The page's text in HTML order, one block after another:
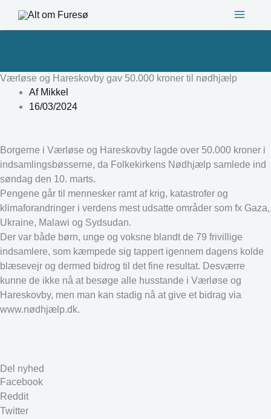
Værløse og Hareskovby gav 50.000 kroner til nødhjælp
AfMikkel
16/03/2024
Borgerne i Værløse og Hareskovby lagde over 50.000 kroner i
indsamlingsbøsserne, da Folkekirkens Nødhjælp samlede ind
søndag den 10. marts.
Pengene går til mennesker ramt af krig, katastrofer og
klimaforandringer i verdens mest udsatte områder som fx Gaza,
Ukraine, Malawi og Sydsudan.
Der var både børn, unge og voksne blandt de 79 frivillige
indsamlere, som kæmpede sig tappert igennem dagens kolde
blæsevejr og dermed bidrog til det fine resultat. Desværre
kunne de ikke nå at besøge alle husstande i Værløse og
Hareskovby, men man kan stadig nå at give et bidrag via
www.nødhjælp.dk.
Del nyhed
Facebook
Reddit
Twitter